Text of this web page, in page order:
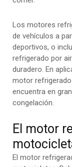
Los motores
de vehículos a
deportivos, o
refrigerado por
duradero. En
motor
encuentra en
congelación.
El motor
El motor